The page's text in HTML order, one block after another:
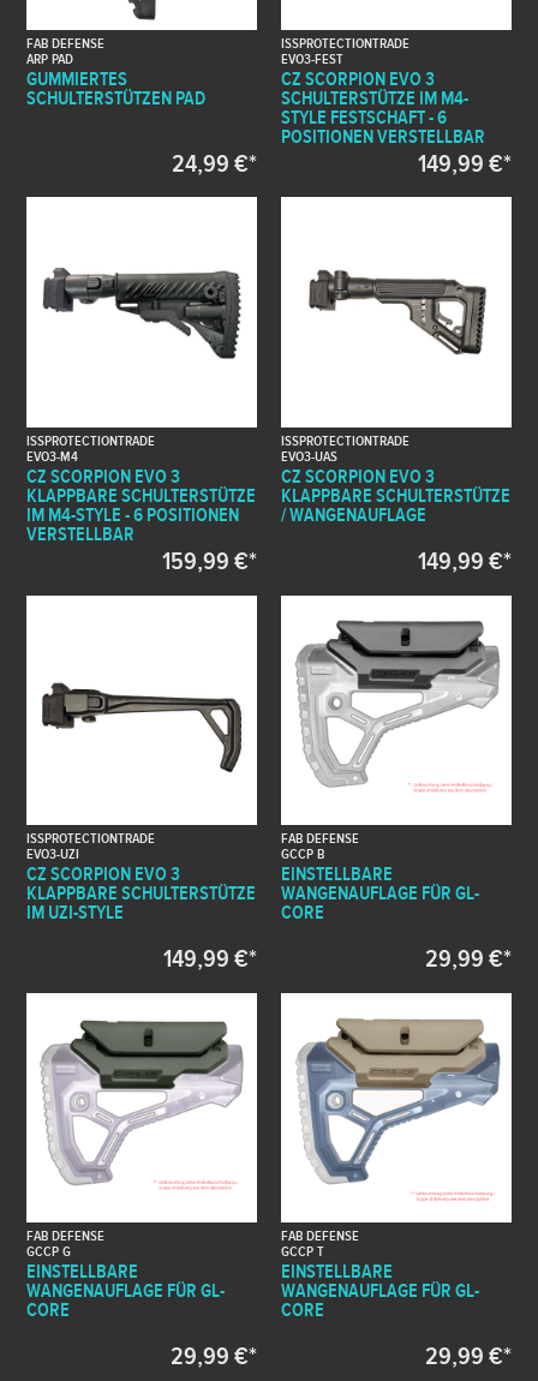
FAB DEFENSE
ARP PAD
GUMMIERTES
SCHULTERSTÜTZEN PAD
24,99 €*
ISSPROTECTIONTRADE
EVO3-FEST
CZ SCORPION EVO 3
SCHULTERSTÜTZE IM M4-
STYLE FESTSCHAFT - 6
POSITIONEN VERSTELLBAR
149,99 €*
ISSPROTECTIONTRADE
EVO3-M4
CZ SCORPION EVO 3
KLAPPBARE SCHULTERSTÜTZE
IM M4-STYLE - 6 POSITIONEN
VERSTELLBAR
159,99 €*
ISSPROTECTIONTRADE
EVO3-UAS
CZ SCORPION EVO 3
KLAPPBARE SCHULTERSTÜTZE
/ WANGENAUFLAGE
149,99 €*
ISSPROTECTIONTRADE
EVO3-UZI
CZ SCORPION EVO 3
KLAPPBARE SCHULTERSTÜTZE
IM UZI-STYLE
149,99 €*
FAB DEFENSE
GCCP B
EINSTELLBARE
WANGENAUFLAGE FÜR GL-
CORE
29,99 €*
FAB DEFENSE
GCCP G
EINSTELLBARE
WANGENAUFLAGE FÜR GL-
CORE
29,99 €*
FAB DEFENSE
GCCP T
EINSTELLBARE
WANGENAUFLAGE FÜR GL-
CORE
29,99 €*